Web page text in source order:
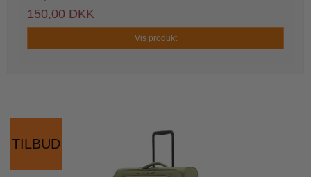
150,00 DKK
Vis produkt
TILBUD